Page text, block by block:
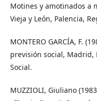
Motines y amotinados a
Vieja y León, Palencia,
MONTERO GARCÍA, F.
previsión social,
Social.
MUZZIOLI, Giuliano